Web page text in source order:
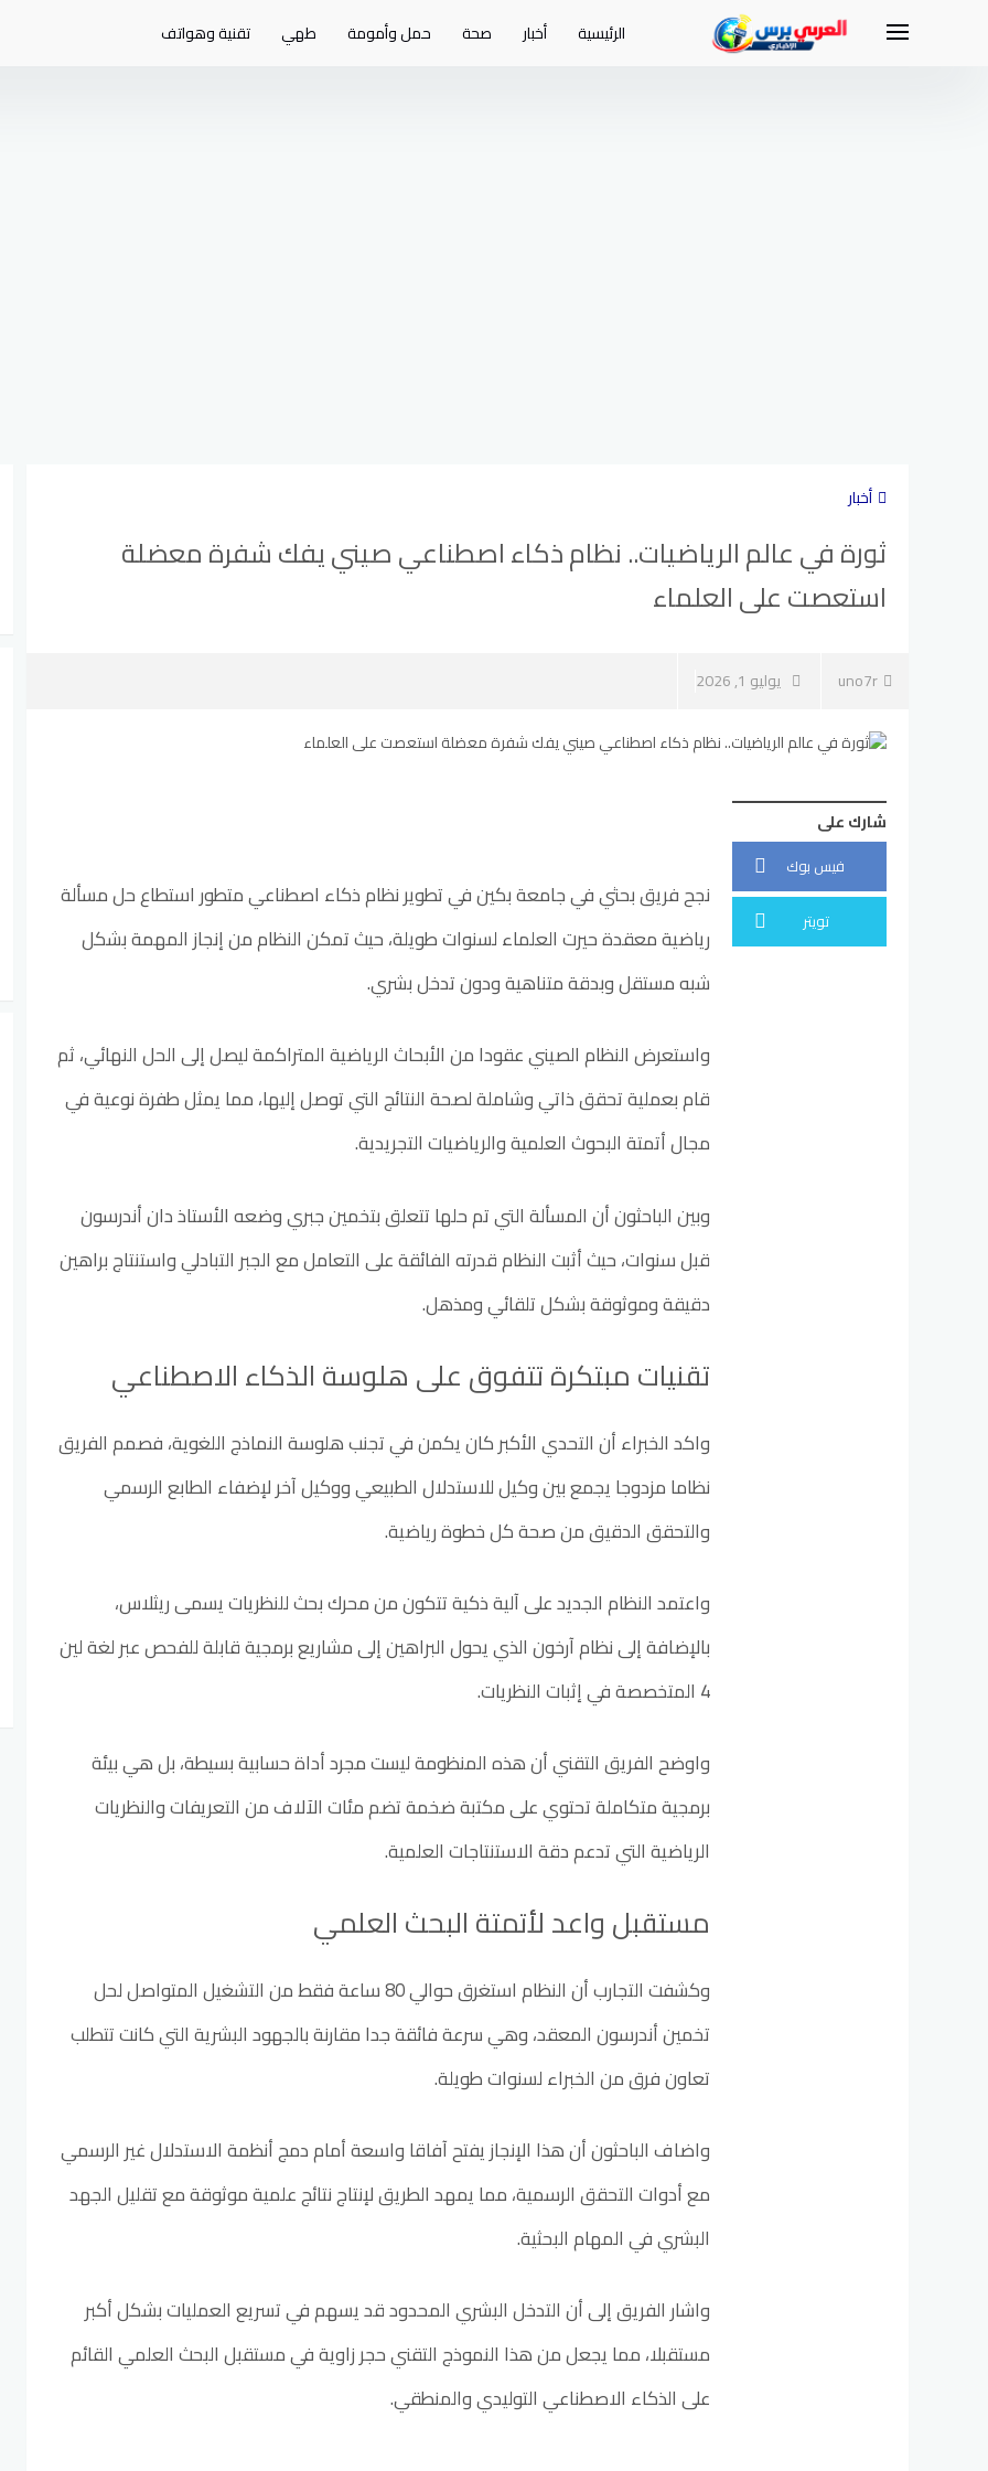
الرئيسية أخبار صحة حمل وأمومة طهي تقنية وهواتف
أخبار
ثورة في عالم الرياضيات.. نظام ذكاء اصطناعي صيني يفك شفرة معضلة
استعصت على العلماء
uno7r يوليو 1, 2026
شارك على
فيس بوك
تويتر
نجح فريق بحثي في جامعة بكين في تطوير نظام ذكاء اصطناعي متطور استطاع حل مسألة
رياضية معقدة حيرت العلماء لسنوات طويلة، حيث تمكن النظام من إنجاز المهمة بشكل
شبه مستقل وبدقة متناهية ودون تدخل بشري.
واستعرض النظام الصيني عقودا من الأبحاث الرياضية المتراكمة ليصل إلى الحل النهائي، ثم
قام بعملية تحقق ذاتي وشاملة لصحة النتائج التي توصل إليها، مما يمثل طفرة نوعية في
مجال أتمتة البحوث العلمية والرياضيات التجريدية.
وبين الباحثون أن المسألة التي تم حلها تتعلق بتخمين جبري وضعه الأستاذ دان أندرسون
قبل سنوات، حيث أثبت النظام قدرته الفائقة على التعامل مع الجبر التبادلي واستنتاج براهين
دقيقة وموثوقة بشكل تلقائي ومذهل.
تقنيات مبتكرة تتفوق على هلوسة الذكاء الاصطناعي
واكد الخبراء أن التحدي الأكبر كان يكمن في تجنب هلوسة النماذج اللغوية، فصمم الفريق
نظاما مزدوجا يجمع بين وكيل للاستدلال الطبيعي ووكيل آخر لإضفاء الطابع الرسمي
والتحقق الدقيق من صحة كل خطوة رياضية.
واعتمد النظام الجديد على آلية ذكية تتكون من محرك بحث للنظريات يسمى ريثلاس،
بالإضافة إلى نظام آرخون الذي يحول البراهين إلى مشاريع برمجية قابلة للفحص عبر لغة لين
4 المتخصصة في إثبات النظريات.
واوضح الفريق التقني أن هذه المنظومة ليست مجرد أداة حسابية بسيطة، بل هي بيئة
برمجية متكاملة تحتوي على مكتبة ضخمة تضم مئات الآلاف من التعريفات والنظريات
الرياضية التي تدعم دقة الاستنتاجات العلمية.
مستقبل واعد لأتمتة البحث العلمي
وكشفت التجارب أن النظام استغرق حوالي 80 ساعة فقط من التشغيل المتواصل لحل
تخمين أندرسون المعقد، وهي سرعة فائقة جدا مقارنة بالجهود البشرية التي كانت تتطلب
تعاون فرق من الخبراء لسنوات طويلة.
واضاف الباحثون أن هذا الإنجاز يفتح آفاقا واسعة أمام دمج أنظمة الاستدلال غير الرسمي
مع أدوات التحقق الرسمية، مما يمهد الطريق لإنتاج نتائج علمية موثوقة مع تقليل الجهد
البشري في المهام البحثية.
واشار الفريق إلى أن التدخل البشري المحدود قد يسهم في تسريع العمليات بشكل أكبر
مستقبلا، مما يجعل من هذا النموذج التقني حجر زاوية في مستقبل البحث العلمي القائم
على الذكاء الاصطناعي التوليدي والمنطقي.